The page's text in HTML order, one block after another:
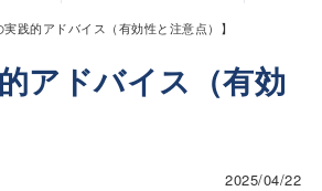
実践的アドバイス（有効性と注意点）】
アドバイス（有効
2025/04/22